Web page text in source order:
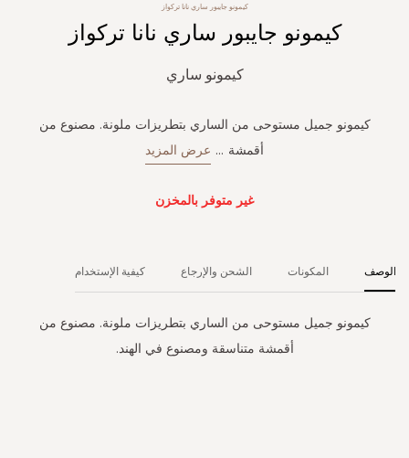
gallery
كيمونو جايبور ساري نانا تركواز
كيمونو جايبور ساري نانا تركواز
كيمونو ساري
كيمونو جميل مستوحى من الساري بتطريزات ملونة. مصنوع من
أقمشة ... عرض المزيد
غير متوفر بالمخزن
الوصف
كيمونو جميل مستوحى من الساري بتطريزات ملونة. مصنوع من
أقمشة متناسقة ومصنوع في الهند.
المكونات الشحن والإرجاع كيفية الإستخدام